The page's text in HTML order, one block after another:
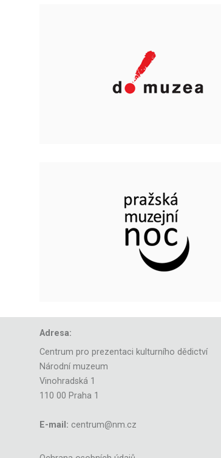
Adresa:
Centrum pro prezentaci kulturního dědictví
Národní muzeum
Vinohradská 1
110 00 Praha 1
E-mail: centrum@nm.cz